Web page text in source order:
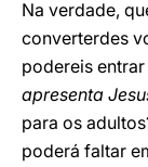
Na verdade,
converterdes
podereis
apresenta
para os
poderá faltar